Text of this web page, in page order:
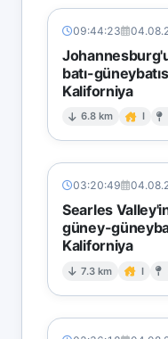
09:44:23
batı-
Kaliforniya
6.8 km I
03:20:49
Searles
güney-
Kaliforniya
7.3 km I